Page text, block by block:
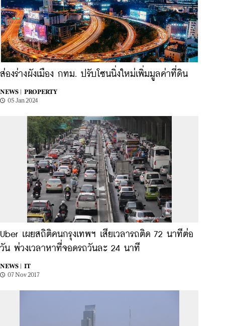
ส่องร่างผังเมือง กทม. ปรับโซนนิ่งใหม่เพิ่มมูลค่าที่ดิน
NEWS |
PROPERTY
05 Jan 2024
Uber เผยสถิติคนกรุงเทพฯ เสียเวลารถติด 72 นาทีต่อ
วัน พ่วงเวลาหาที่จอดรถวันละ 24 นาที
NEWS |
IT
07 Nov 2017